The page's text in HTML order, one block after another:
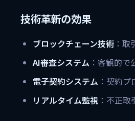
技術革新の効果
ブロックチェーン技術 ：
AI審査システム ：客観的
電子契約システム ：契約
リアルタイム監視 ：不正